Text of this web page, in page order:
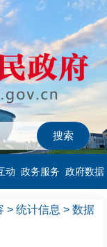
动 政务服务 政府数据
> 统计信息 > 数据